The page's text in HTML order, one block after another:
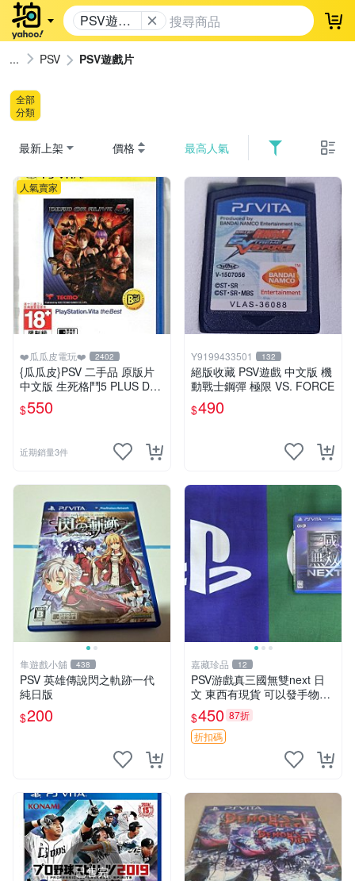
PSV遊戲
片
登
PSV PSV遊戲片
全部
分類
最新上架 價格 最高人氣
人氣賣家
❤️瓜瓜皮電玩❤️ 2402
{瓜瓜皮}PSV 二手品 原版片
中文版 生死格鬥5 PLUS Dea
d or Alive 5(遊戲都有回收)
$550
近期銷量3件
Y9199433501 132
絕版收藏 PSV遊戲 中文版 機
動戰士鋼彈 極限 VS. FORCE
$490
隼遊戲小舖 438
PSV 英雄傳說閃之軌跡一代
純日版
$200
嘉藏珍品 12
PSV游戲真三國無雙next 日
文 東西有現貨 可以發手物品
無質量問題售不退不換
$450 87折
折扣碼
已售完